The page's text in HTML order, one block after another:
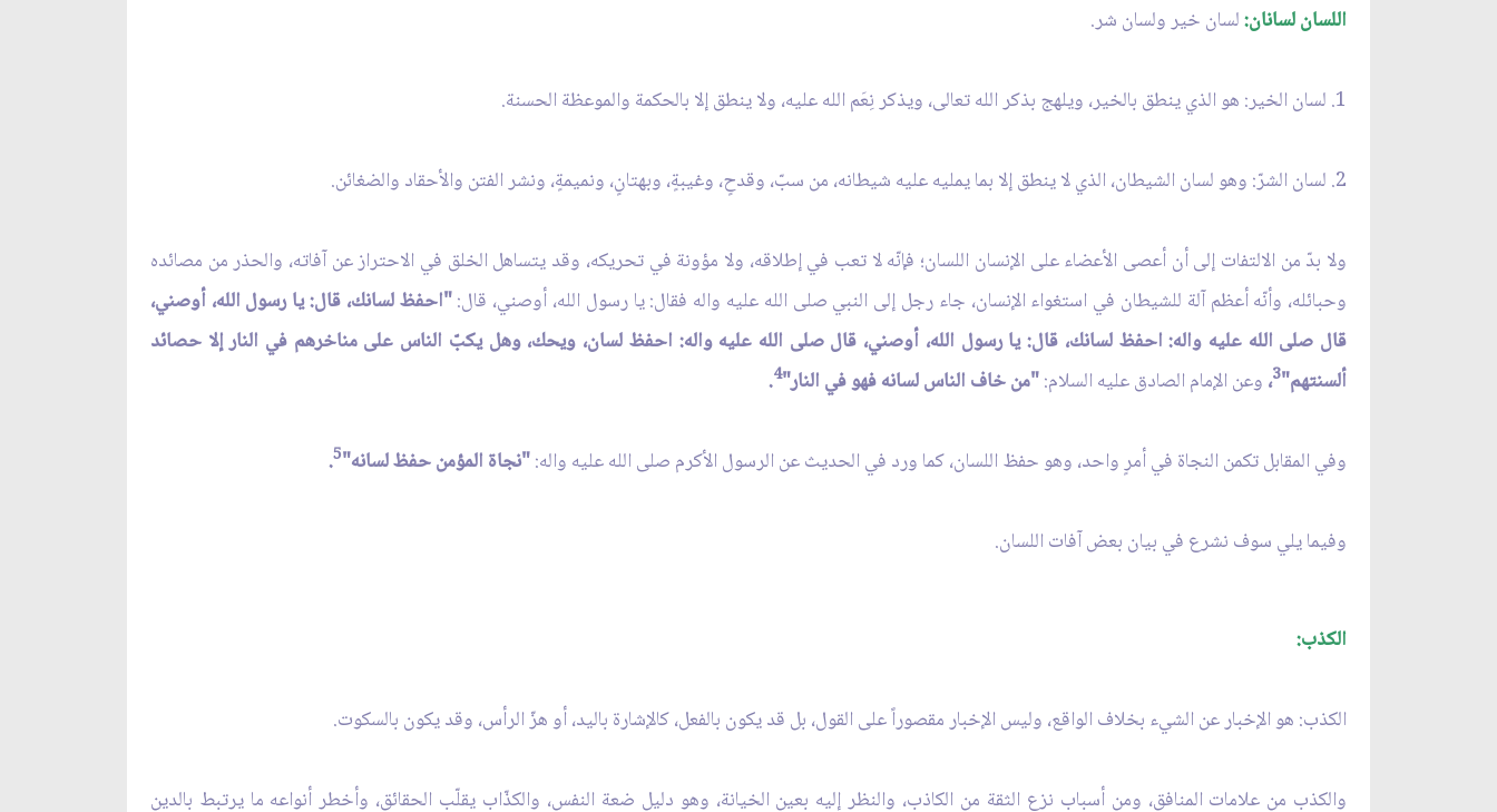
اللسان لسانان:لسان خير ولسان شر.
1. لسان الخير: هو الذي ينطق بالخير، ويلهج بذكر الله تعالى، ويذكر نِعَم الله عليه، ولا ينطق إلا بالحكمة والموعظة الحسنة.
2. لسان الشرّ: وهو لسان الشيطان، الذي لا ينطق إلا بما يمليه عليه شيطانه، من سبّ، وقدحٍ، وغيبةٍ، وبهتانٍ، ونميمةٍ، ونشر الفتن والأحقاد والضغائن.
ولا بدّ من الالتفات إلى أن أعصى الأعضاء على الإنسان اللسان؛ فإنّه لا تعب في إطلاقه، ولا مؤونة في تحريكه، وقد يتساهل الخلق في الاحتراز عن آفاته، والحذر من مصائده
وحبائله، وأنّه أعظم آلة للشيطان في استغواء الإنسان، جاء رجل إلى النبي صلى الله عليه واله فقال: يا رسول الله، أوصني، قال:"احفظ لسانك، قال: يا رسول الله، أوصني،
قال صلى الله عليه واله: احفظ لسانك، قال: يا رسول الله، أوصني، قال صلى الله عليه واله: احفظ لسان، ويحك، وهل يكبّ الناس على مناخرهم في النار إلا حصائد
ألسنتهم"3، وعن الإمام الصادق عليه السلام:"من خاف الناس لسانه فهو في النار"4
.
وفي المقابل تكمن النجاة في أمرٍ واحد، وهو حفظ اللسان، كما ورد في الحديث عن الرسول الأكرم صلى الله عليه واله:"نجاة المؤمن حفظ لسانه"5
.
وفيما يلي سوف نشرع في بيان بعض آفات اللسان.
الكذب:
الكذب: هو الإخبار عن الشيء بخلاف الواقع، وليس الإخبار مقصوراً على القول، بل قد يكون بالفعل، كالإشارة باليد، أو هزّ الرأس، وقد يكون بالسكوت.
والكذب من علامات المنافق، ومن أسباب نزع الثقة من الكاذب، والنظر إليه بعين الخيانة، وهو دليل ضعة النفس، والكذّاب يقلّب الحقائق، وأخطر أنواعه ما يرتبط بالدين